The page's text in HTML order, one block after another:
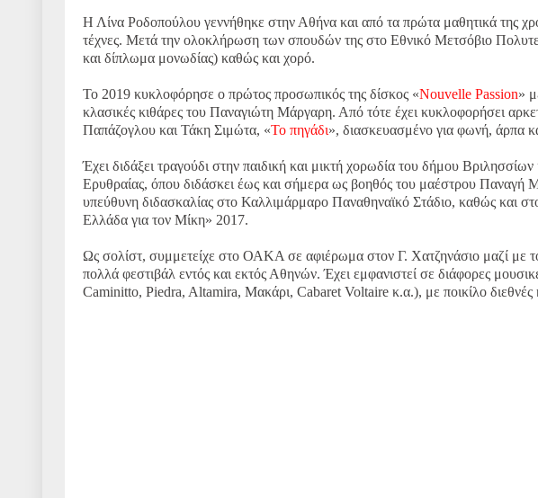
Η Λίνα Ροδοπούλου γεννήθηκε στην Αθήνα και από τα πρώτα μαθητικά της
τέχνες. Μετά την ολοκλήρωση των σπουδών της στο Εθνικό Μετσόβιο
και δίπλωμα μονωδίας) καθώς και χορό.
Το 2019 κυκλοφόρησε ο πρώτος προσωπικός της δίσκος «Nouvelle Passion»
κλασικές κιθάρες του Παναγιώτη Μάργαρη. Από τότε έχει κυκλοφορήσει
Παπάζογλου και Τάκη Σιμώτα, «Το πηγάδι», διασκευασμένο για φωνή, άρπα
Έχει διδάξει τραγούδι στην παιδική και μικτή χορωδία του δήμου
Ερυθραίας, όπου διδάσκει έως και σήμερα ως βοηθός του μαέστρου Παναγή
υπεύθυνη διδασκαλίας στο Καλλιμάρμαρο Παναθηναϊκό Στάδιο, καθώς και
Ελλάδα για τον Μίκη» 2017.
Ως σολίστ, συμμετείχε στο ΟΑΚΑ σε αφιέρωμα στον Γ. Χατζηνάσιο μαζί με
πολλά φεστιβάλ εντός και εκτός Αθηνών. Έχει εμφανιστεί σε διάφορες
Caminitto, Piedra, Altamira, Μακάρι, Cabaret Voltaire κ.α.), με ποικίλο διεθνές